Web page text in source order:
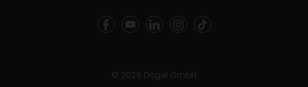
© 2026 Dögel GmbH